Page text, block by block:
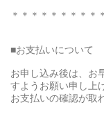
＊＊＊＊＊＊＊＊＊＊
■お支払いについて
お申し込み後は、お
すようお願い申し上
お支払いの確認が取